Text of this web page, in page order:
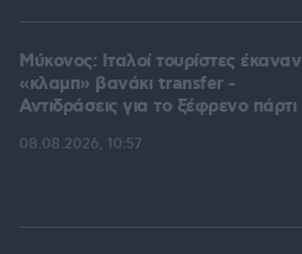
Μύκονος: Ιταλοί τουρίστες έκαναν
«κλαμπ» βανάκι transfer -
Αντιδράσεις για το ξέφρενο πάρτι
08.08.2026, 10:57